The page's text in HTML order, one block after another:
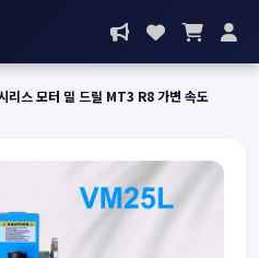
스 모터 밀 드릴 MT3 R8 가변 속도